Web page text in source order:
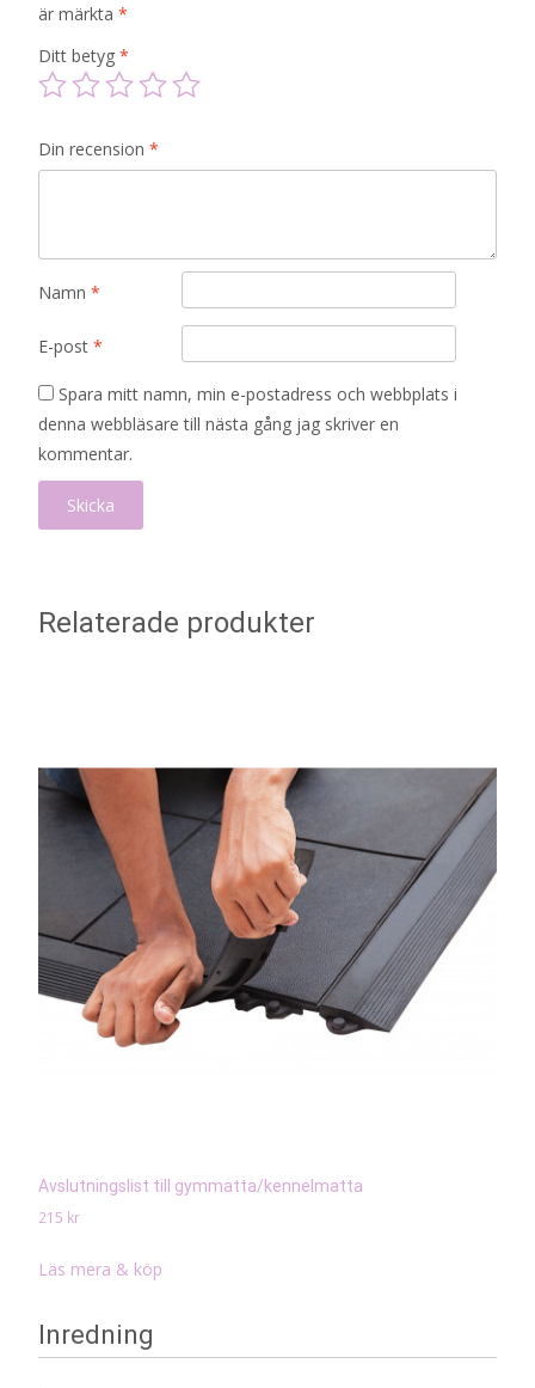
är märkta *
Ditt betyg *
Din recension *
Namn *
E-post *
Spara mitt namn, min e-postadress och webbplats i
denna webbläsare till nästa gång jag skriver en
kommentar.
Relaterade produkter
Avslutningslist till gymmatta/kennelmatta
215 kr
Läs mera & köp
Inredning